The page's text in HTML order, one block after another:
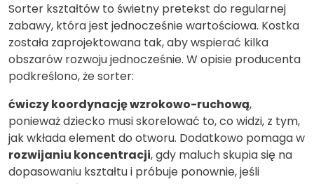
Sorter kształtów to świetny pretekst do regularnej
zabawy, która jest jednocześnie wartościowa. Kostka
została zaprojektowana tak, aby wspierać kilka
obszarów rozwoju jednocześnie. W opisie producenta
podkreślono, że sorter:
ćwiczy koordynację wzrokowo-ruchową,
ponieważ dziecko musi skorelować to, co widzi, z tym,
jak wkłada element do otworu. Dodatkowo pomaga w
rozwijaniu koncentracji, gdy maluch skupia się na
dopasowaniu kształtu i próbuje ponownie, jeśli